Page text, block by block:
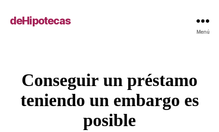
deHipotecas
Menú
Categorías
Conseguir un préstamo
teniendo un embargo es
posible